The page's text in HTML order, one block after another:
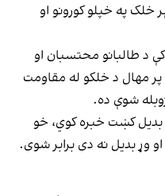
خلک په خپلو کورونو او
کې د طالبانو محتسبان او
پر مهال د خلکو له مقاومت
شوې ده.
بدیل کښت خبره کوي، خو
وړ بدیل نه دی برابر شوی.